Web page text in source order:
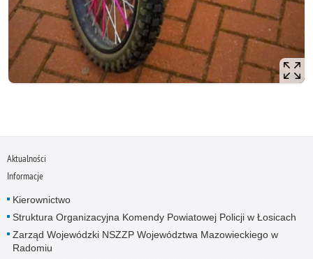
Aktualności
Informacje
Kierownictwo
Struktura Organizacyjna Komendy Powiatowej Policji w Łosicach
Zarząd Wojewódzki NSZZP Województwa Mazowieckiego w
Radomiu